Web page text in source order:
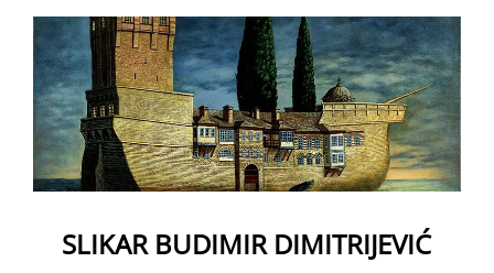
SLIKAR BUDIMIR DIMITRIJEVIĆ